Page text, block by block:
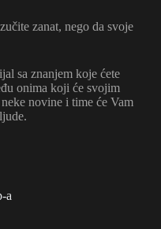
zanat, nego da svoje
sa znanjem koje ćete
onima koji će svojim
novine i time će Vam
a